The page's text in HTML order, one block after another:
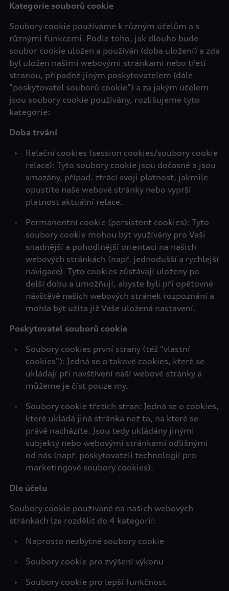
Kategorie souborů cookie
Soubory cookie používáme k různým účelům a s
různými funkcemi. Podle toho, jak dlouho bude
soubor cookie uložen a používán (doba uložení) a zda
byl uložen našimi webovými stránkami nebo třetí
stranou, případně jiným poskytovatelem (dále
"poskytovatel souborů cookie") a za jakým účelem
jsou soubory cookie používány, rozlišujeme tyto
kategorie:
Doba trvání
›
Relační cookies (session cookies/soubory cookie
relace): Tyto soubory cookie jsou dočasné a jsou
smazány, případ. ztrácí svoji platnost, jakmile
opustíte naše webové stránky nebo vyprší
platnost aktuální relace.
›
Permanentní cookie (persistent cookies): Tyto
soubory cookie mohou být využívány pro Vaši
snadnější a pohodlnější orientaci na našich
webových stránkách (např. jednodušší a rychlejší
navigace). Tyto cookies zůstávají uloženy po
delší dobu a umožňují, abyste byli při opětovné
návštěvě našich webových stránek rozpoznání a
mohla být užita již Vaše uložená nastavení.
Poskytovatel souborů cookie
›
Soubory cookies první strany (též "vlastní
cookies"): Jedná se o takové cookies, které se
ukládají při navštívení naší webové stránky a
můžeme je číst pouze my.
›
Soubory cookie třetích stran: Jedná se o cookies,
které ukládá jiná stránka než ta, na které se
právě nacházíte. Jsou tedy ukládány jinými
subjekty nebo webovými stránkami odlišnými
od nás (např. poskytovateli technologií pro
marketingové soubory cookies).
Dle účelu
Soubory cookie používané na našich webových
stránkách lze rozdělit do 4 kategorií:
›
Naprosto nezbytné soubory cookie
›
Soubory cookie pro zvýšení výkonu
›
Soubory cookie pro lepší funkčnost